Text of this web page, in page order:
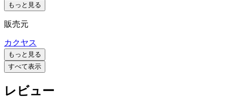
もっと見る
販売元
カクヤス
もっと見る
すべて表示
レビュー